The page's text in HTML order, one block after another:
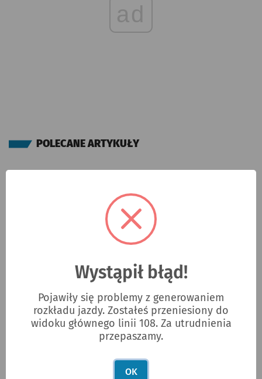
ad
POLECANE ARTYKUŁY
Wystąpił błąd!
Pojawiły się problemy z generowaniem
rozkładu jazdy. Zostałeś przeniesiony do
widoku głównego linii 108. Za utrudnienia
przepaszamy.
OK